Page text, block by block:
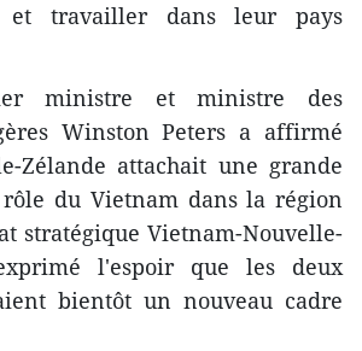
et travailler dans leur pays
ministre et ministre des
Winston Peters a affirmé
Zélande attachait une grande
du Vietnam dans la région
stratégique Vietnam-Nouvelle-
l'espoir que les deux
bientôt un nouveau cadre